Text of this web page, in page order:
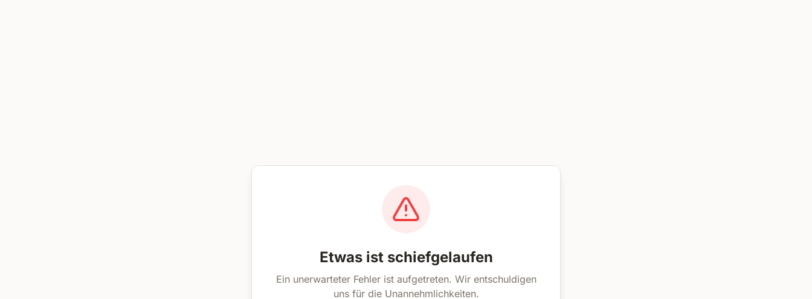
Etwas ist schiefgelaufen
Ein unerwarteter Fehler ist aufgetreten. Wir entschuldigen
uns für die Unannehmlichkeiten.